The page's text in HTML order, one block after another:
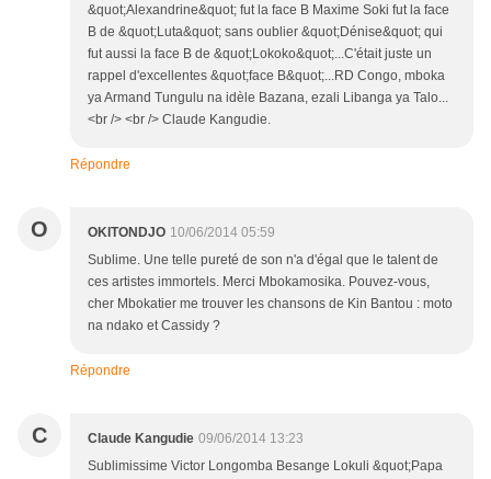
&quot;Alexandrine&quot; fut la face B Maxime Soki fut la face
B de &quot;Luta&quot; sans oublier &quot;Dénise&quot; qui
fut aussi la face B de &quot;Lokoko&quot;...C'était juste un
rappel d'excellentes &quot;face B&quot;...RD Congo, mboka
ya Armand Tungulu na idèle Bazana, ezali Libanga ya Talo...
<br /> <br /> Claude Kangudie.
Répondre
O OKITONDJO 10/06/2014 05:59
Sublime. Une telle pureté de son n'a d'égal que le talent de
ces artistes immortels. Merci Mbokamosika. Pouvez-vous,
cher Mbokatier me trouver les chansons de Kin Bantou : moto
na ndako et Cassidy ?
Répondre
C Claude Kangudie 09/06/2014 13:23
Sublimissime Victor Longomba Besange Lokuli &quot;Papa